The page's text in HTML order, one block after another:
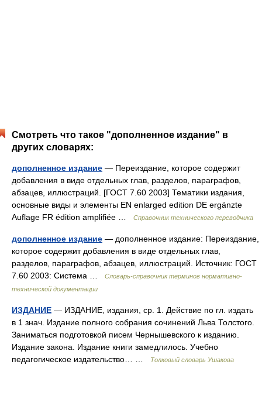
Смотреть что такое "дополненное издание" в
других словарях:
дополненное издание — Переиздание, которое содержит
добавления в виде отдельных глав, разделов, параграфов,
абзацев, иллюстраций. [ГОСТ 7.60 2003] Тематики издания,
основные виды и элементы EN enlarged edition DE ergänzte
Auflage FR édition amplifiée …
Справочник технического переводчика
дополненное издание — дополненное издание: Переиздание,
которое содержит добавления в виде отдельных глав,
разделов, параграфов, абзацев, иллюстраций. Источник: ГОСТ
7.60 2003: Система …
Словарь-справочник терминов нормативно-
технической документации
ИЗДАНИЕ — ИЗДАНИЕ, издания, ср. 1. Действие по гл. издать
в 1 знач. Издание полного собрания сочинений Льва Толстого.
Заниматься подготовкой писем Чернышевского к изданию.
Издание закона. Издание книги замедлилось. Учебно
педагогическое издательство… …
Толковый словарь Ушакова